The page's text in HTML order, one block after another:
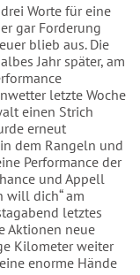
Worte für eine
gar Forderung
blieb aus. Die
Jahr später, am
letzte Woche
einen Strich
erneut
dem Rangeln und
Performance der
und Appell
will dich“ am
letztes
Aktionen neue
Kilometer weiter
enorme Hände